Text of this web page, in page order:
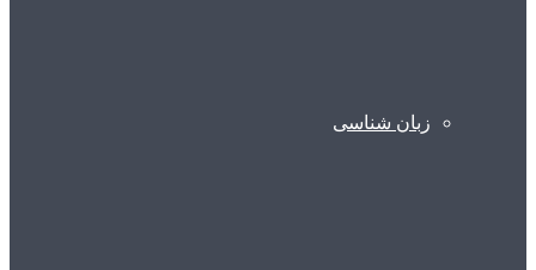
زبان شناسی